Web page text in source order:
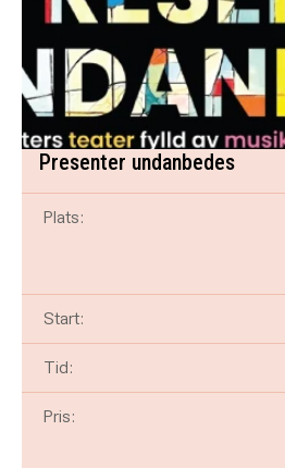
Presenter undanbedes
Plats:
Start:
Tid:
Pris: